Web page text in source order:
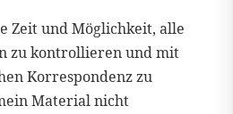
Zeit und Möglichkeit, alle
zu kontrollieren und mit
Korrespondenz zu
Material nicht